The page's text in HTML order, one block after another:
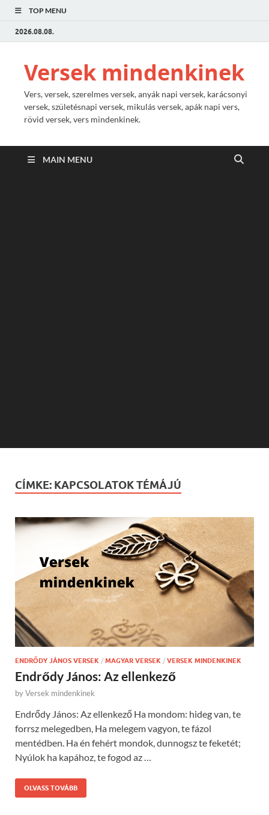
TOP MENU
2026.08.08.
Versek mindenkinek
Vers, versek, szerelmes versek, anyák napi versek, karácsonyi
versek, születésnapi versek, mikulás versek, apák napi vers,
rövid versek, vers mindenkinek.
MAIN MENU
CÍMKE: KAPCSOLATOK TÉMÁJÚ
ENDRŐDY JÁNOS VERSEK / MAGYAR VERSEK / VERSEK MINDENKINEK
Endrődy János: Az ellenkező
byVersek mindenkinek
Endrődy János: Az ellenkező Ha mondom: hideg van, te
forrsz melegedben, Ha melegem vagyon, te fázol
mentédben. Ha én fehért mondok, dunnogsz te feketét;
Nyúlok ha kapához, te fogod az …
OLVASS TOVÁBB